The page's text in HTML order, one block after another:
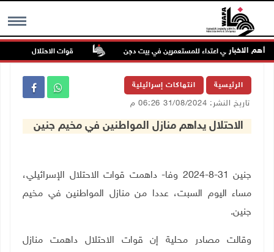
MENU أهم الاخبار
مواطنين في اعتداء للمستعمرين في بيت دجن قوات الاحتلال تغلق
الرئيسية انتهاكات إسرائيلية
تاريخ النشر: 31/08/2024 06:26 م
الاحتلال يداهم منازل المواطنين في مخيم جنين
جنين 31-8-2024 وفا- داهمت قوات الاحتلال الإسرائيلي،
مساء اليوم السبت، عددا من منازل المواطنين في مخيم
جنين.
وقالت مصادر محلية إن قوات الاحتلال داهمت منازل